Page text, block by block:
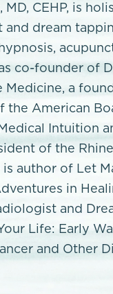
MD, CEHP, is
and dream
co-founder of
Medicine, a
the American
Intuition
of the
is author of Let
in
and
Life: Early
and Other